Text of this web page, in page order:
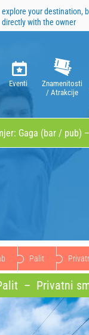
explore your destination,
directly with the owner
Eventi
Znamenitosti
/ Atrakcije
Palit
– Privatni